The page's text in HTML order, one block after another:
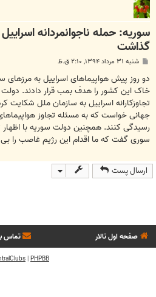
سوریه: حمله ناجوانمردانه
گذاشت
ت
شنبه ۳۱ مرداد ۱۳۹۴, ۲:۱۰ ق.ظ
دو روز پیش هواپیماهای اسراییل به
خاک این کشور را هدف بمب قرار دادند. دولت
تجاوزکارانه اسراییل به سازمان ملل شکایت
جهانی خواست که به مسئله تجاوز
رسیدگی کنند. همچنین دولت سوریه با
سوری گفت که ما اقدام این رژیم غاصب را
ارسال پست
صفحه اول تالار تماس
PHPBB
|